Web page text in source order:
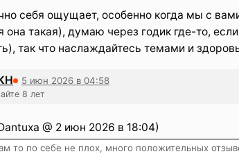
себя ощущает, особенно когда мы с
она такая), думаю через годик где-то,
так что наслаждайтесь темами и
5 июн 2026 в 04:58
8 лет
@ 2 июн 2026 в 18:04)
то по себе не плох, много положительных